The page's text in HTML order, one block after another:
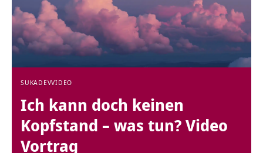
SUKADEVVIDEO
Ich kann doch keinen
Kopfstand – was tun? Video
Vortrag